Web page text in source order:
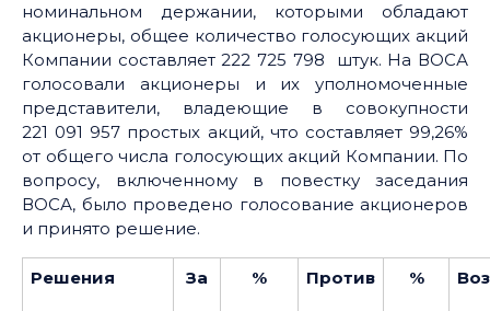
номинальном держании, которыми обладают
акционеры, общее количество голосующих акций
Компании составляет 222 725 798 штук. На ВОСА
голосовали акционеры и их уполномоченные
представители, владеющие в совокупности
221 091 957 простых акций, что составляет 99,26%
от общего числа голосующих акций Компании. По
вопросу, включенному в повестку заседания
ВОСА, было проведено голосование акционеров
и принято решение.
Решения За % Против %